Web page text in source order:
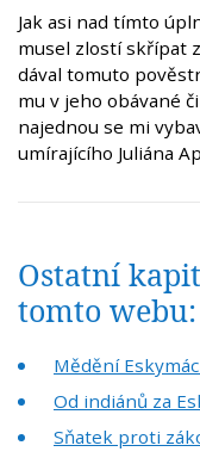
Jak asi nad tímto
musel zlostí skřípat
dával tomuto
mu v jeho obávané
najednou se mi
umírajícího Juliána
Ostatní
tomto webu:
Mědění
Od indiánů za
Sňatek proti